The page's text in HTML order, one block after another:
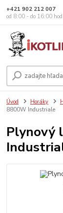
+421 902 212 007
od 8:00 - do 16:00 hod
Úvod Horáky
8800W Industriale
Plynový